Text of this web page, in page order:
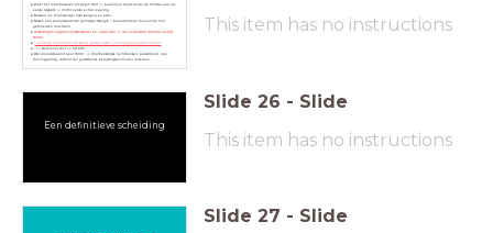
Bleef het land besturen tot begin 1831 => parlement duidt Surlet de Chokier aan als
eersteregent . -> Vormt eerste echte regering.
Bestaat uit (Franstalige) rijke burgerij en adel.
Maken een vooruitstrevende grondwet (België = parlementaire monarchie met
gescheiden machten).
verkiezingen volgens cijnskiesstelsel en capacitair (= wie universitair diploma heeft)
stelsel
= politieke macht komt bij kleine groep (rijken en hoogopgeleiden) terecht
==> stemrecht voor +/- 50 000
Wel vooruitstrevend (voor 1831)! => Onafhankelijke rechtbanken, persvrijheid, vrije
meningsuiting, vrijheid van godsdienst, belastingsplicht voor iedereen.
This item has no instructions
Een definitieve scheiding
Slide 26 - Slide
This item has no instructions
Slide 27 - Slide